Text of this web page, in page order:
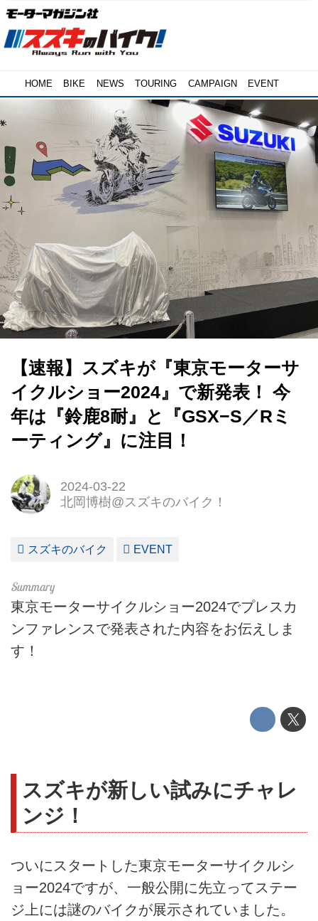
HOME BIKE NEWS TOURING CAMPAIGN EVENT
【速報】スズキが『東京モーターサ
イクルショー2024』で新発表！ 今
年は『鈴鹿8耐』と『GSX−S／Rミ
ーティング』に注目！
2024-03-22
北岡博樹@スズキのバイク！
スズキのバイク EVENT
東京モーターサイクルショー2024でプレスカ
ンファレンスで発表された内容をお伝えしま
す！
スズキが新しい試みにチャレ
ンジ！
ついにスタートした東京モーターサイクルシ
ョー2024ですが、一般公開に先立ってステー
ジ上には謎のバイクが展示されていました。